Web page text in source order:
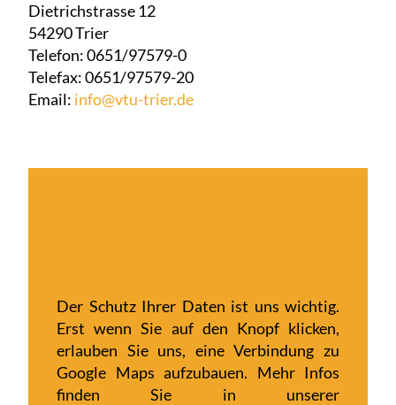
Dietrichstrasse 12
54290 Trier
Telefon: 0651/97579-0
Telefax: 0651/97579-20
Email: info@vtu-trier.de
Der Schutz Ihrer Daten ist uns wichtig.
Erst wenn Sie auf den Knopf klicken,
erlauben Sie uns, eine Verbindung zu
Google Maps aufzubauen. Mehr Infos
finden Sie in unserer